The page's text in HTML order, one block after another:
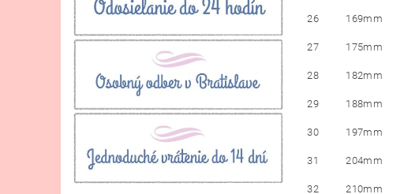
26 169mm
27 175mm
28 182mm
29 188mm
30 197mm
31 204mm
32 210mm